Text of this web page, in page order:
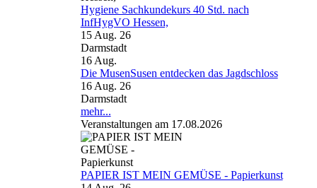
Hygiene Sachkundekurs 40 Std. nach
InfHygVO Hessen,
15 Aug. 26
Darmstadt
16 Aug.
Die MusenSusen entdecken das Jagdschloss
16 Aug. 26
Darmstadt
mehr...
Veranstaltungen am 17.08.2026
PAPIER IST MEIN GEMÜSE - Papierkunst